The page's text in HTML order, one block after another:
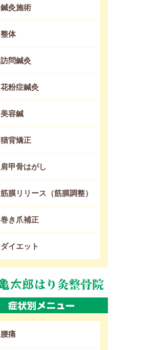
鍼灸施術
整体
訪問鍼灸
花粉症鍼灸
美容鍼
猫背矯正
肩甲骨はがし
筋膜リリース（筋膜調整）
巻き爪補正
ダイエット
腰痛